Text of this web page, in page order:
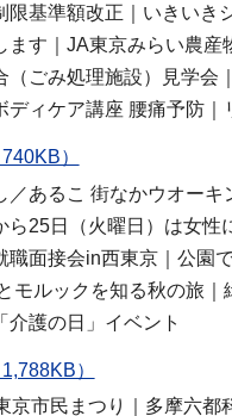
限基準額改正｜いきいき
ます｜JA東京みらい農
（ごみ処理施設）見学
ディケア講座 腰痛予防
）
／あるこ 街なかウオー
ら25日（火曜日）は女
職面接会in西東京｜公園
モルックを知る秋の旅
介護の日」イベント
）
市民まつり｜多摩六都